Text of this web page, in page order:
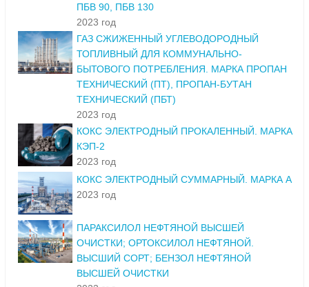
ПБВ 90, ПБВ 130
2023 год
ГАЗ СЖИЖЕННЫЙ УГЛЕВОДОРОДНЫЙ
ТОПЛИВНЫЙ ДЛЯ КОММУНАЛЬНО-
БЫТОВОГО ПОТРЕБЛЕНИЯ. МАРКА ПРОПАН
ТЕХНИЧЕСКИЙ (ПТ), ПРОПАН-БУТАН
ТЕХНИЧЕСКИЙ (ПБТ)
2023 год
КОКС ЭЛЕКТРОДНЫЙ ПРОКАЛЕННЫЙ. МАРКА
КЭП-2
2023 год
КОКС ЭЛЕКТРОДНЫЙ СУММАРНЫЙ. МАРКА А
2023 год
ПАРАКСИЛОЛ НЕФТЯНОЙ ВЫСШЕЙ
ОЧИСТКИ; ОРТОКСИЛОЛ НЕФТЯНОЙ.
ВЫСШИЙ СОРТ; БЕНЗОЛ НЕФТЯНОЙ
ВЫСШЕЙ ОЧИСТКИ